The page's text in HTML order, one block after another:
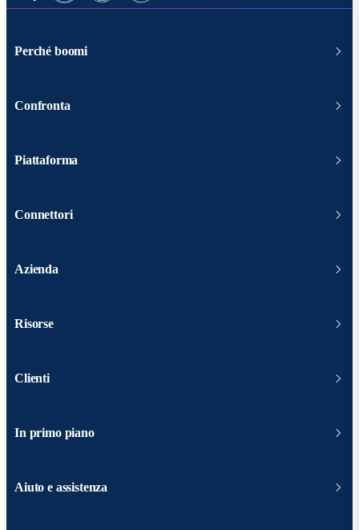
Perché boomi
Confronta
Piattaforma
Connettori
Azienda
Risorse
Clienti
In primo piano
Aiuto e assistenza